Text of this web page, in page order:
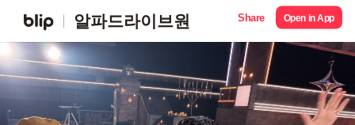
알파드라이브원 Share Open in App